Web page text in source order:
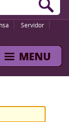
Servidor